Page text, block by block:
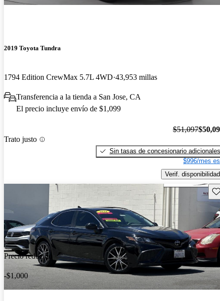
2019 Toyota Tundra
1794 Edition CrewMax 5.7L 4WD 43,953 millas
Transferencia a la tienda a San Jose, CA
El precio incluye envío de $1,099
Trato justo
$51,097
Sin tasas de concesionario adicionales
$996/mes
Verif. disponibilidad
Precio reducido
-$1,000